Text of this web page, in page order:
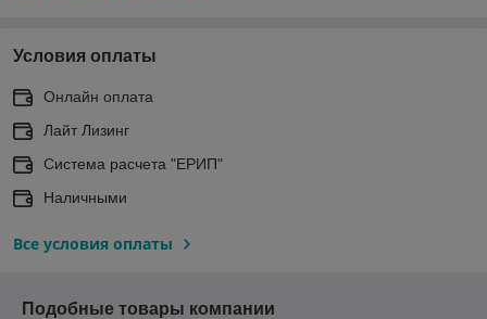
Условия оплаты
Онлайн оплата
Лайт Лизинг
Система расчета "ЕРИП"
Наличными
Все условия оплаты
Подобные товары компании